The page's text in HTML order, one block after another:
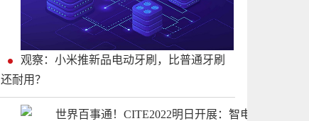
观察：小米推新品电动牙刷，比普通牙刷
还耐用？